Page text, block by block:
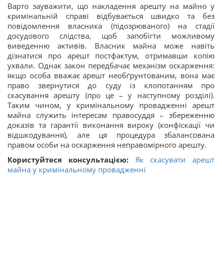
Варто зауважити, що накладення арешту на майно у
кримінальній справі відбувається швидко та без
повідомлення власника (підозрюваного) на стадії
досудового слідства, щоб запобігти можливому
виведенню активів. Власник майна може навіть
дізнатися про арешт постфактум, отримавши копію
ухвали. Однак закон передбачає механізм оскарження:
якщо особа вважає арешт необґрунтованим, вона має
право звернутися до суду із клопотанням про
скасування арешту (про це – у наступному розділі).
Таким чином, у кримінальному провадженні арешт
майна служить інтересам правосуддя – збереженню
доказів та гарантії виконання вироку (конфіскації чи
відшкодування), але ця процедура збалансована
правом особи на оскарження неправомірного арешту.
Користуйтеся консультацією: Як скасувати арешт
майна у кримінальному провадженні